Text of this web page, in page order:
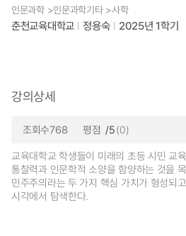
인문과학 >인문과학기타 >사학
춘천교육대학교 정용숙 2025년 1학기
강의상세
조회수768 평점 /5(0)
교육대학교 학생들이 미래의 초등 시민 교
통찰력과 인문학적 소양을 함양하는 것을
민주주의라는 두 가지 핵심 가치가 형성되
시각에서 탐색한다.